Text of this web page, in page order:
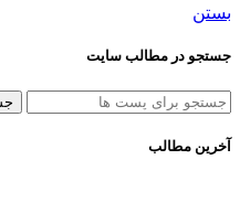
بستن
جستجو در مطالب سایت
آخرین مطالب